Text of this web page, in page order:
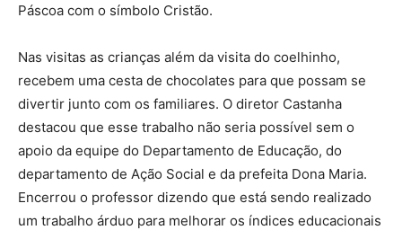
Páscoa com o símbolo Cristão.
Nas visitas as crianças além da visita do coelhinho,
recebem uma cesta de chocolates para que possam se
divertir junto com os familiares. O diretor Castanha
destacou que esse trabalho não seria possível sem o
apoio da equipe do Departamento de Educação, do
departamento de Ação Social e da prefeita Dona Maria.
Encerrou o professor dizendo que está sendo realizado
um trabalho árduo para melhorar os índices educacionais